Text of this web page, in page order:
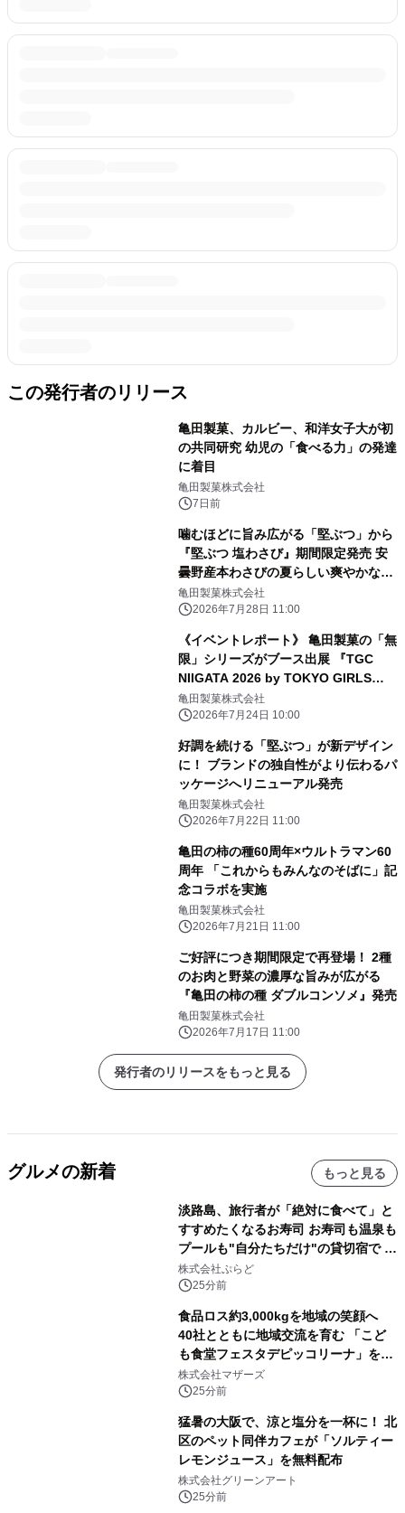
この発行者のリリース
亀田製菓、カルビー、和洋女子大が初
の共同研究 幼児の「食べる力」の発達
に着目
亀田製菓株式会社
7日前
噛むほどに旨み広がる「堅ぶつ」から
『堅ぶつ 塩わさび』期間限定発売 安
曇野産本わさびの夏らしい爽やかな風
味が楽しめる
亀田製菓株式会社
2026年7月28日 11:00
《イベントレポート》 亀田製菓の「無
限」シリーズがブース出展 『TGC
NIIGATA 2026 by TOKYO GIRLS
COLLECTION』
亀田製菓株式会社
2026年7月24日 10:00
好調を続ける「堅ぶつ」が新デザイン
に！ ブランドの独自性がより伝わるパ
ッケージへリニューアル発売
亀田製菓株式会社
2026年7月22日 11:00
亀田の柿の種60周年×ウルトラマン60
周年 「これからもみんなのそばに」記
念コラボを実施
亀田製菓株式会社
2026年7月21日 11:00
ご好評につき期間限定で再登場！ 2種
のお肉と野菜の濃厚な旨みが広がる
『亀田の柿の種 ダブルコンソメ』発売
亀田製菓株式会社
2026年7月17日 11:00
発行者のリリースをもっと見る
グルメの新着 もっと見る
淡路島、旅行者が「絶対に食べて」と
すすめたくなるお寿司 お寿司も温泉も
プールも"自分たちだけ"の貸切宿で 1
日1組限定「岩屋温泉 絵島別庭 海と
森」の握り寿司プラン
株式会社ぷらど
25分前
食品ロス約3,000kgを地域の笑顔へ
40社とともに地域交流を育む 「こど
も食堂フェスタデピッコリーナ」を9
月5日(土)開催
株式会社マザーズ
25分前
猛暑の大阪で、涼と塩分を一杯に！ 北
区のペット同伴カフェが「ソルティー
レモンジュース」を無料配布
株式会社グリーンアート
25分前